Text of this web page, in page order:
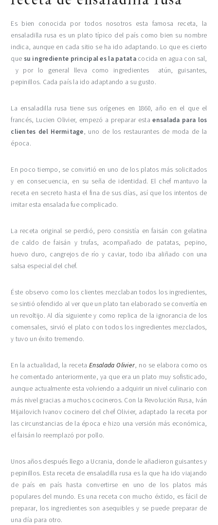
Es bien conocida por todos nosotros esta famosa receta, la
ensaladilla rusa es un plato típico del país como bien su nombre
indica, aunque en cada sitio se ha ido adaptando. Lo que es cierto
que su ingrediente principal es la patatacocida en agua con sal,
y por lo general lleva como ingredientes atún, guisantes,
pepinillos. Cada país la ido adaptando a su gusto.
La ensaladilla rusa tiene sus orígenes en 1860, año en el que el
francés, Lucien Olivier, empezó a preparar estaensalada para los
clientes del Hermitage, uno de los restaurantes de moda de la
época.
En poco tiempo, se convirtió en uno de los platos más solicitados
y en consecuencia, en su seña de identidad. El chef mantuvo la
receta en secreto hasta el fina de sus días, así que los intentos de
imitar esta ensalada fue complicado.
La receta original se perdió, pero consistía en faisán con gelatina
de caldo de faisán y trufas, acompañado de patatas, pepino,
huevo duro, cangrejos de río y caviar, todo iba aliñado con una
salsa especial del chef.
Éste observo como los clientes mezclaban todos los ingredientes,
se sintió ofendido al ver que un plato tan elaborado se convertía en
un revoltijo. Al día siguiente y como replica de la ignorancia de los
comensales, sirvió el plato con todos los ingredientes mezclados,
y tuvo un éxito tremendo.
En la actualidad, la recetaEnsalada Olivier, no se elabora como os
he comentado anteriormente, ya que era un plato muy sofisticado,
aunque actualmente esta volviendo a adquirir un nivel culinario con
más nivel gracias a muchos cocineros. Con la Revolución Rusa, Iván
Mijailovich Ivanov cocinero del chef Olivier, adaptado la receta por
las circunstancias de la época e hizo una versión más económica,
el faisán lo reemplazó por pollo.
Unos años después llego a Ucrania, donde le añadieron guisantes y
pepinillos. Esta receta de ensaladilla rusa es la que ha ido viajando
de país en país hasta convertirse en uno de los platos más
populares del mundo. Es una receta con mucho éxtido, es fácil de
preparar, los ingredientes son asequibles y se puede preparar de
una día para otro.